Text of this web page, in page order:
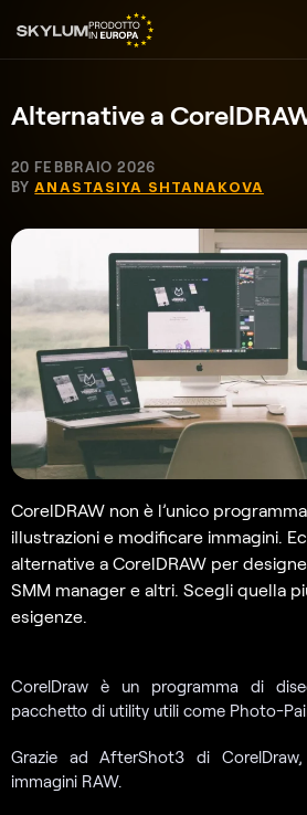
Alternative a
20 FEBBRAIO 2026
BYANASTASIYA SHTANAKOVA
CorelDRAW non è l’unico
illustrazioni e modificare immagini.
alternative a CorelDRAW per
SMM manager e altri. Scegli quella
esigenze.
CorelDraw è un programma di
pacchetto di utility utili come Photo-
Grazie ad AfterShot3 di
immagini RAW.